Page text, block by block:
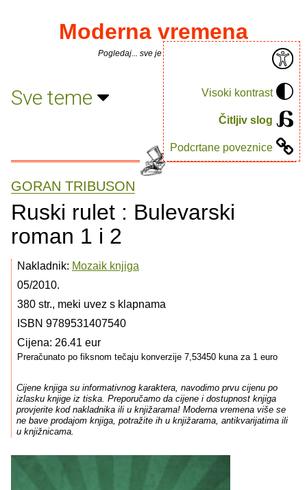
Visoki kontrast
Čitljiv slog
Podcrtane poveznice
Moderna vremena
Pogledaj... sve je puno knjiga.
Sve teme
GORAN TRIBUSON
Ruski rulet : Bulevarski
roman 1 i 2
Nakladnik: Mozaik knjiga
05/2010.
380 str., meki uvez s klapnama
ISBN 9789531407540
Cijena: 26.41 eur
Preračunato po fiksnom tečaju konverzije 7,53450 kuna za 1 euro
Cijene knjiga su informativnog karaktera, navodimo prvu cijenu po
izlasku knjige iz tiska. Preporučamo da cijene i dostupnost knjiga
provjerite kod nakladnika ili u knjižarama! Moderna vremena više se
ne bave prodajom knjiga, potražite ih u knjižarama, antikvarijatima ili
u knjižnicama.